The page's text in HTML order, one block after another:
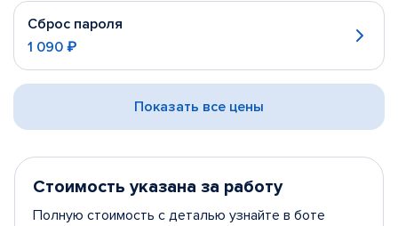
Сброс пароля
1 090 ₽
Показать все цены
Стоимость указана за работу
Полную стоимость с деталью узнайте в боте